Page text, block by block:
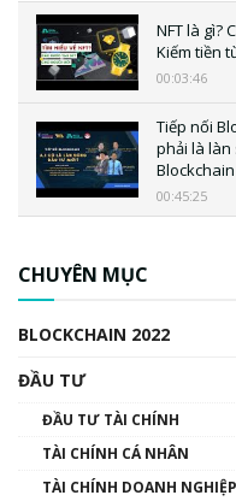
NFT là gì?
Kiếm tiền
00:03:46
Tiếp nối
phải là làn
Blockchain
00:45:25
00:02:14
Nhìn lại
đến hệ
CHUYÊN MỤC
BLOCKCHAIN 2022
ĐẦU TƯ
ĐẦU TƯ TÀI CHÍNH
TÀI CHÍNH CÁ NHÂN
TÀI CHÍNH DOANH NGHIỆP